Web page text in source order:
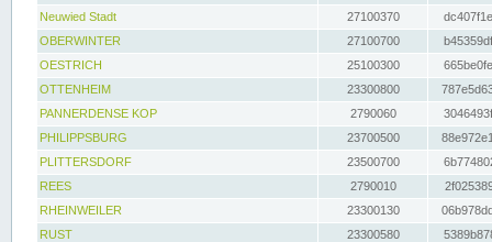
Neuwied Stadt
27100370
OBERWINTER
27100700
OESTRICH
25100300
OTTENHEIM
23300800
PANNERDENSE KOP
2790060
PHILIPPSBURG
23700500
PLITTERSDORF
23500700
REES
2790010
RHEINWEILER
23300130
RUST
23300580